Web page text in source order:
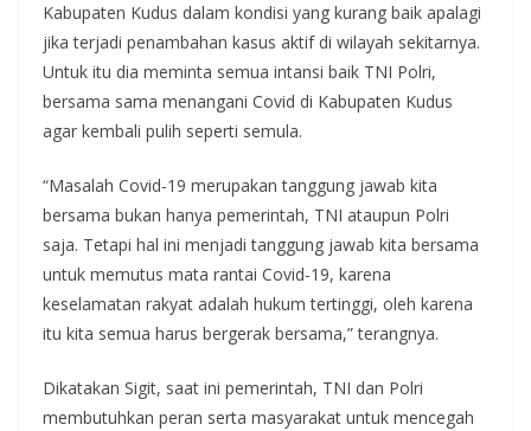
Kabupaten Kudus dalam kondisi yang kurang baik apalagi
jika terjadi penambahan kasus aktif di wilayah sekitarnya.
Untuk itu dia meminta semua intansi baik TNI Polri,
bersama sama menangani Covid di Kabupaten Kudus
agar kembali pulih seperti semula.
“Masalah Covid-19 merupakan tanggung jawab kita
bersama bukan hanya pemerintah, TNI ataupun Polri
saja. Tetapi hal ini menjadi tanggung jawab kita bersama
untuk memutus mata rantai Covid-19, karena
keselamatan rakyat adalah hukum tertinggi, oleh karena
itu kita semua harus bergerak bersama,” terangnya.
Dikatakan Sigit, saat ini pemerintah, TNI dan Polri
membutuhkan peran serta masyarakat untuk mencegah